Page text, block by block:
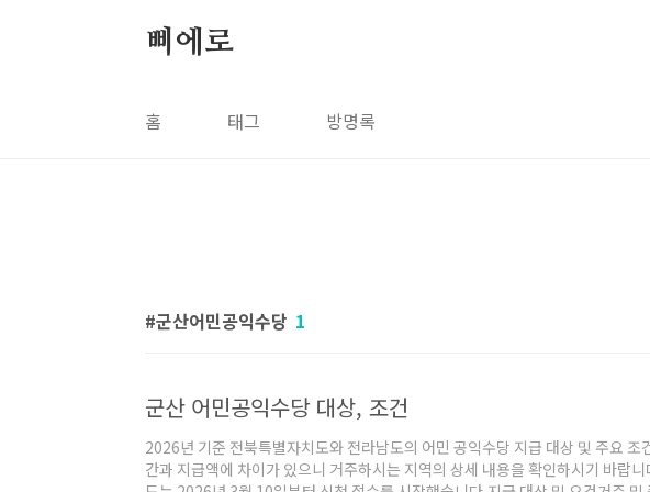
삐에로
홈 태그 방명록
군산어민공익수당 1
군산 어민공익수당 대상, 조건
2026년 기준 전북특별자치도와 전라남도의 어민 공익수당 지급 대상 및 주요 조
간과 지급액에 차이가 있으니 거주하시는 지역의 상세 내용을 확인하시기 바랍